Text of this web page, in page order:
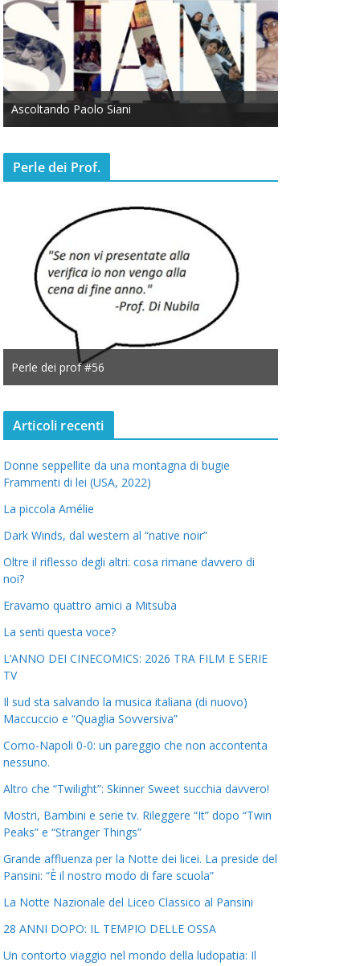
Ascoltando Paolo Siani
Perle dei Prof.
Perle dei prof #56
Articoli recenti
Donne seppellite da una montagna di bugie
Frammenti di lei (USA, 2022)
La piccola Amélie
Dark Winds, dal western al “native noir”
Oltre il riflesso degli altri: cosa rimane davvero di
noi?
Eravamo quattro amici a Mitsuba
La senti questa voce?
L’ANNO DEI CINECOMICS: 2026 TRA FILM E SERIE
TV
Il sud sta salvando la musica italiana (di nuovo)
Maccuccio e “Quaglia Sovversiva”
Como-Napoli 0-0: un pareggio che non accontenta
nessuno.
Altro che “Twilight”: Skinner Sweet succhia davvero!
Mostri, Bambini e serie tv. Rileggere “It” dopo “Twin
Peaks” e “Stranger Things”
Grande affluenza per la Notte dei licei. La preside del
Pansini: “È il nostro modo di fare scuola”
La Notte Nazionale del Liceo Classico al Pansini
28 ANNI DOPO: IL TEMPIO DELLE OSSA
Un contorto viaggio nel mondo della ludopatia: Il